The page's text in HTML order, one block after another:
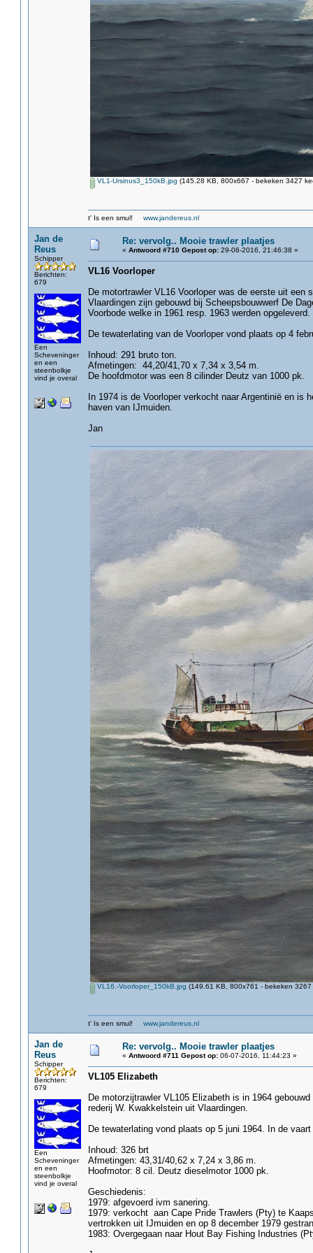
VL1-Ursinus3_150kB.jpg (145.28 KB, 800x667 - bekeken 3427
t' Is een smul! www.jandereus.nl
Jan de
Reus
Schipper
Berichten:
679
Een
Scheveninger
en een
steenbolkje
vind je overal
Re: vervolg.. Mooie trawler plaatjes
« Antwoord #710 Gepost op:29-06-2016, 21:46:38 »
VL16 Voorloper
De motortrawler VL16 Voorloper was de eerste uit
Vlaardingen zijn gebouwd bij Scheepsbouwwerf De
Voorbode welke in 1961 resp. 1963 werden opgeleverd.
De tewaterlating van de Voorloper vond plaats op 4
Inhoud: 291 bruto ton.
Afmetingen: 44,20/41,70 x 7,34 x 3,54 m.
De hoofdmotor was een 8 cilinder Deutz van 1000 pk.
In 1974 is de Voorloper verkocht naar Argentinië en
haven van IJmuiden.
Jan
VL16.-Voorloper_150kB.jpg (149.61 KB, 800x761 - bekeken 3267
t' Is een smul! www.jandereus.nl
Jan de
Reus
Schipper
Berichten:
679
Een
Scheveninger
en een
steenbolkje
vind je overal
Re: vervolg.. Mooie trawler plaatjes
« Antwoord #711 Gepost op:06-07-2016, 11:44:23 »
VL105 Elizabeth
De motorzijtrawler VL105 Elizabeth is in 1964
rederij W. Kwakkelstein uit Vlaardingen.
De tewaterlating vond plaats op 5 juni 1964. In de
Inhoud: 326 brt
Afmetingen: 43,31/40,62 x 7,24 x 3,86 m.
Hoofmotor: 8 cil. Deutz dieselmotor 1000 pk.
Geschiedenis:
1979: afgevoerd ivm sanering.
1979: verkocht aan Cape Pride Trawlers (Pty) te
vertrokken uit IJmuiden en op 8 december 1979
1983: Overgegaan naar Hout Bay Fishing Industries